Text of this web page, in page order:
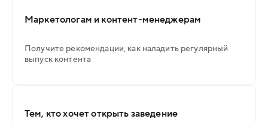
Маркетологам и контент-менеджерам
Получите рекомендации, как наладить регулярный
выпуск контента
Тем, кто хочет открыть заведение